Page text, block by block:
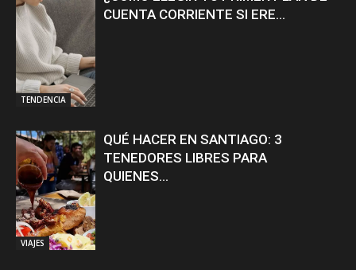
TENDENCIA
CUENTA CORRIENTE SI ERE...
VIAJES
QUÉ HACER EN SANTIAGO: 3
TENEDORES LIBRES PARA
QUIENES...